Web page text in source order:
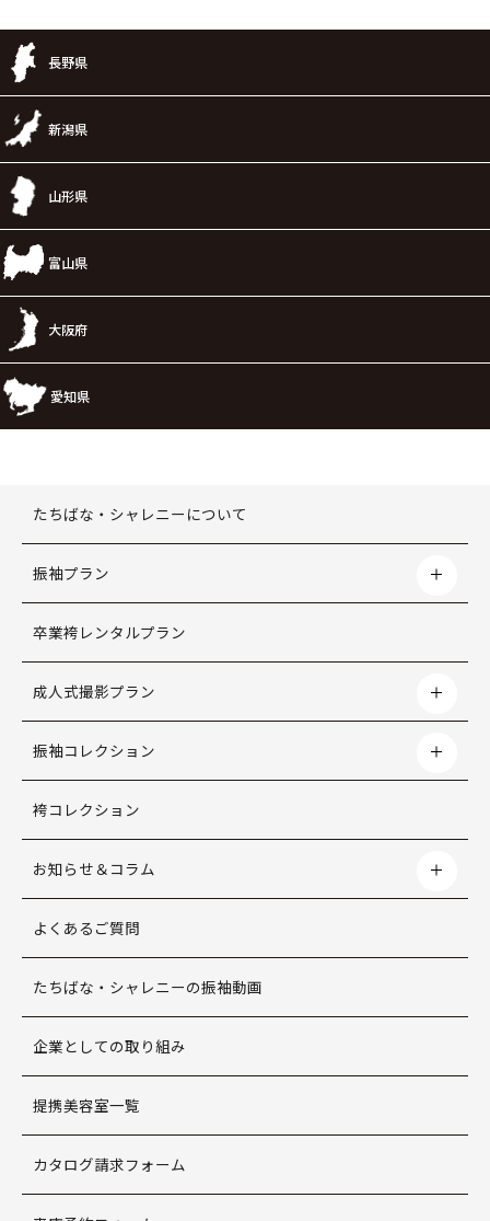
長野県
新潟県
山形県
富山県
大阪府
愛知県
たちばな・シャレニーについて
振袖プラン
卒業袴レンタルプラン
成人式撮影プラン
振袖コレクション
袴コレクション
お知らせ＆コラム
よくあるご質問
たちばな・シャレニーの振袖動画
企業としての取り組み
提携美容室一覧
カタログ請求フォーム